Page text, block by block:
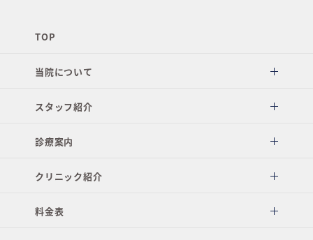
TOP
当院について
スタッフ紹介
診療案内
クリニック紹介
料金表